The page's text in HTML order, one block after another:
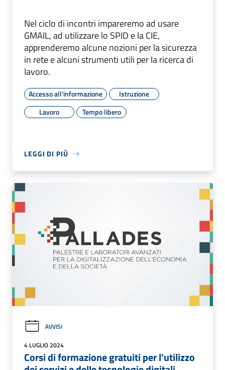
Nel ciclo di incontri impareremo ad usare
GMAIL, ad utilizzare lo SPID e la CIE,
apprenderemo alcune nozioni per la sicurezza
in rete e alcuni strumenti utili per la ricerca di
lavoro.
Accesso all'informazione
Istruzione
Lavoro
Tempo libero
LEGGI DI PIÙ
AVVISI
4 LUGLIO 2024
Corsi di formazione gratuiti per l'utilizzo